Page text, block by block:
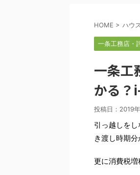
HOME > ハウ
一条工務店・
一条工
かる？
投稿日：2019
引っ越しを
き渡し時期
更に消費税増